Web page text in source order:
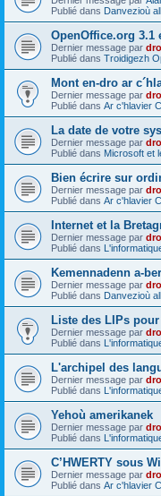
Publié dans Danvezioù
OpenOffice.org
Dernier message par
Publié dans Troidigezh
Mont en-dro ar
Dernier message par
Publié dans Ar c'hlavier
La date de votre
Dernier message par
Publié dans Microsoft et
Bien écrire sur
Dernier message par
Publié dans Ar c'hlavier
Internet et la
Dernier message par
Publié dans
Kemennadenn a-
Dernier message par
Publié dans Danvezioù
Liste des LIPs
Dernier message par
Publié dans
L'archipel des
Dernier message par
Publié dans
Yehoù amerikanek
Dernier message par
Publié dans
C’HWERTY sous
Dernier message par
Publié dans Ar c'hlavier